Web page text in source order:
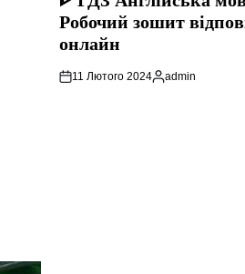
Робочий зошит
онлайн
11 Лютого 2024
Опубліковано
admin